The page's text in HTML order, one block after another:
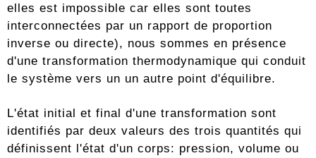
elles est impossible car elles sont toutes
interconnectées par un rapport de proportion
inverse ou directe), nous sommes en présence
d'une transformation thermodynamique qui conduit
le système vers un un autre point d'équilibre.
L'état initial et final d'une transformation sont
identifiés par deux valeurs des trois quantités qui
définissent l'état d'un corps: pression, volume ou